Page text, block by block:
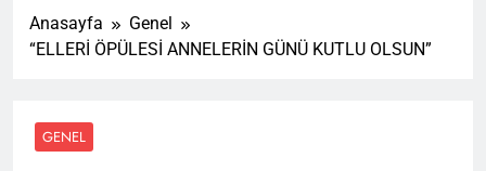
Anasayfa
Genel
“ELLERİ ÖPÜLESİ ANNELERİN GÜNÜ KUTLU OLSUN”
GENEL